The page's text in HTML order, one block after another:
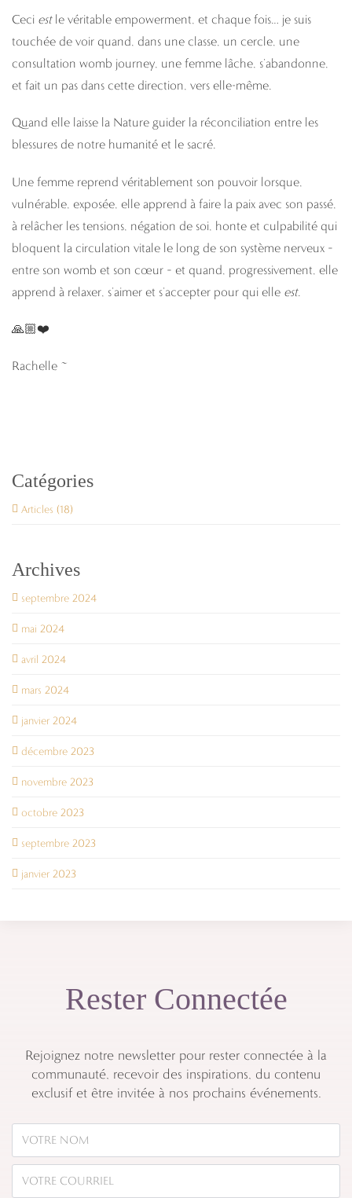
Ceci estle véritable empowerment, et chaque fois… je suis
touchée de voir quand, dans une classe, un cercle, une
consultation womb journey, une femme lâche, s’abandonne,
et fait un pas dans cette direction, vers elle-même.
Quand elle laisse la Nature guider la réconciliation entre les
blessures de notre humanité et le sacré.
Une femme reprend véritablement son pouvoir lorsque,
vulnérable, exposée, elle apprend à faire la paix avec son passé,
à relâcher les tensions, négation de soi, honte et culpabilité qui
bloquent la circulation vitale le long de son système nerveux –
entre son womb et son cœur – et quand, progressivement, elle
apprend à relaxer, s’aimer et s’accepter pour qui elle est.
🙏🏼❤️
Rachelle ~
Catégories
Articles (18)
Archives
septembre 2024
mai 2024
avril 2024
mars 2024
janvier 2024
décembre 2023
novembre 2023
octobre 2023
septembre 2023
janvier 2023
Rester Connectée
Rejoignez notre newsletter pour rester connectée à la
communauté, recevoir des inspirations, du contenu
exclusif et être invitée à nos prochains événements.